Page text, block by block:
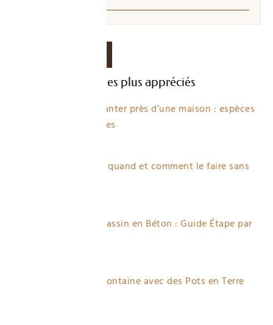
Les articles jardin les plus appréciés
Quels arbres planter près d’une maison : espèces
sûres et adaptées
Tailler palmier : quand et comment le faire sans
Construire un Bassin en Béton : Guide Étape par
Fabriquer une Fontaine avec des Pots en Terre